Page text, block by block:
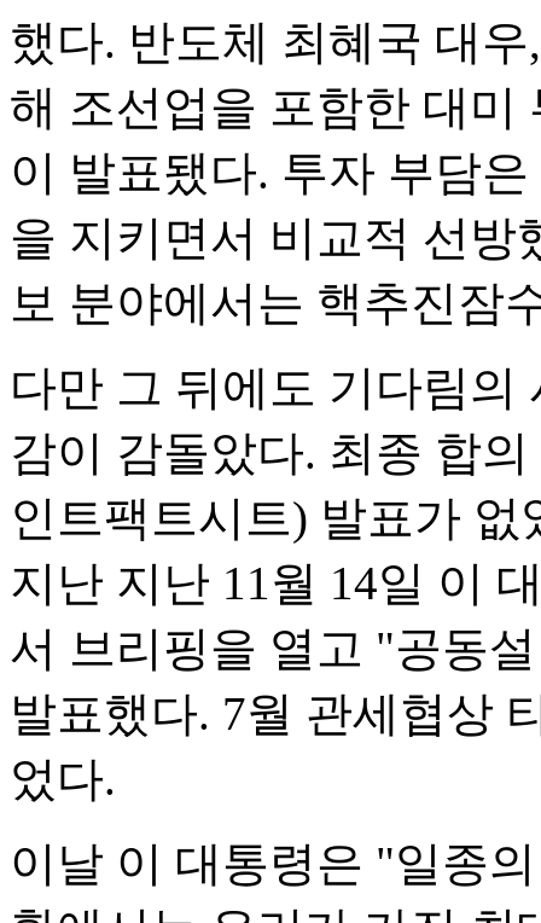
했다. 반도체 최혜국 대
해 조선업을 포함한 대미
이 발표됐다. 투자 부담
을 지키면서 비교적 선방
보 분야에서는 핵추진잠
다만 그 뒤에도 기다림의
감이 감돌았다. 최종 합
인트팩트시트) 발표가
지난 지난 11월 14일 이
서 브리핑을 열고 "공동
발표했다. 7월 관세협상
었다.
이날 이 대통령은 "일종